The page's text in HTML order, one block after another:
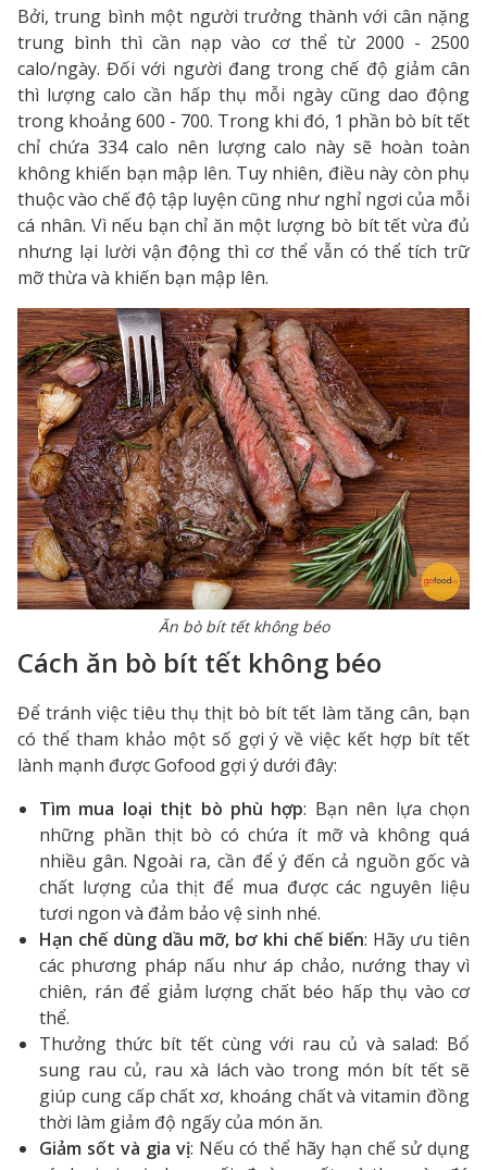
Bởi, trung bình một người trưởng thành với cân nặng
trung bình thì cần nạp vào cơ thể từ 2000 - 2500
calo/ngày. Đối với người đang trong chế độ giảm cân
thì lượng calo cần hấp thụ mỗi ngày cũng dao động
trong khoảng 600 - 700. Trong khi đó, 1 phần bò bít tết
chỉ chứa 334 calo nên lượng calo này sẽ hoàn toàn
không khiến bạn mập lên. Tuy nhiên, điều này còn phụ
thuộc vào chế độ tập luyện cũng như nghỉ ngơi của mỗi
cá nhân. Vì nếu bạn chỉ ăn một lượng bò bít tết vừa đủ
nhưng lại lười vận động thì cơ thể vẫn có thể tích trữ
mỡ thừa và khiến bạn mập lên.
Ăn bò bít tết không béo
Cách ăn bò bít tết không béo
Để tránh việc tiêu thụ thịt bò bít tết làm tăng cân, bạn
có thể tham khảo một số gợi ý về việc kết hợp bít tết
lành mạnh được Gofood gợi ý dưới đây:
Tìm mua loại thịt bò phù hợp: Bạn nên lựa chọn
những phần thịt bò có chứa ít mỡ và không quá
nhiều gân. Ngoài ra, cần để ý đến cả nguồn gốc và
chất lượng của thịt để mua được các nguyên liệu
tươi ngon và đảm bảo vệ sinh nhé.
Hạn chế dùng dầu mỡ, bơ khi chế biến: Hãy ưu tiên
các phương pháp nấu như áp chảo, nướng thay vì
chiên, rán để giảm lượng chất béo hấp thụ vào cơ
thể.
Thưởng thức bít tết cùng với rau củ và salad: Bổ
sung rau củ, rau xà lách vào trong món bít tết sẽ
giúp cung cấp chất xơ, khoáng chất và vitamin đồng
thời làm giảm độ ngấy của món ăn.
Giảm sốt và gia vị: Nếu có thể hãy hạn chế sử dụng